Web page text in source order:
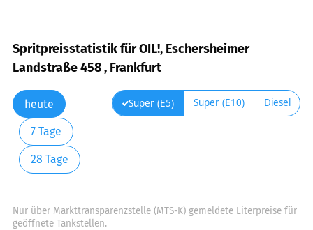
Spritpreisstatistik für OIL!, Eschersheimer
Landstraße 458 , Frankfurt
heute
7 Tage
28 Tage
Super (E5) Super (E10) Diesel
Nur über Markttransparenzstelle (MTS-K) gemeldete Literpreise für
geöffnete Tankstellen.